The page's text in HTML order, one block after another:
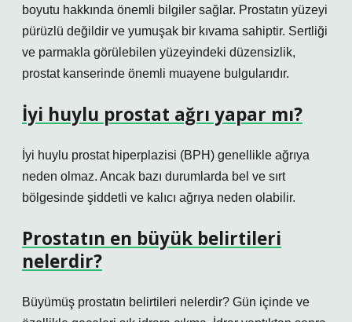
boyutu hakkında önemli bilgiler sağlar. Prostatın yüzeyi
pürüzlü değildir ve yumuşak bir kıvama sahiptir. Sertliği
ve parmakla görülebilen yüzeyindeki düzensizlik,
prostat kanserinde önemli muayene bulgularıdır.
İyi huylu prostat ağrı yapar mı?
İyi huylu prostat hiperplazisi (BPH) genellikle ağrıya
neden olmaz. Ancak bazı durumlarda bel ve sırt
bölgesinde şiddetli ve kalıcı ağrıya neden olabilir.
Prostatın en büyük belirtileri
nelerdir?
Büyümüş prostatın belirtileri nelerdir? Gün içinde ve